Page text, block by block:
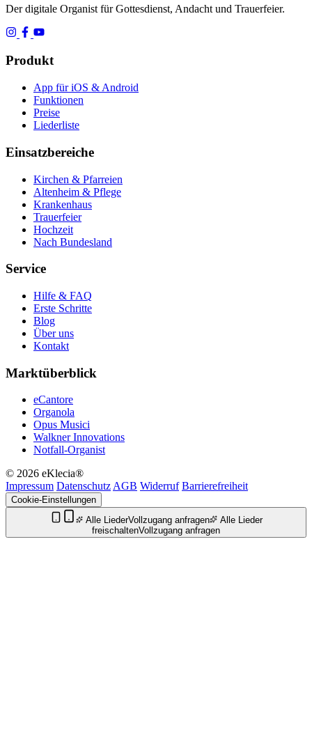
Der digitale Organist für Gottesdienst, Andacht und Trauerfeier.
Produkt
App für iOS & Android
Funktionen
Preise
Liederliste
Einsatzbereiche
Kirchen & Pfarreien
Altenheim & Pflege
Krankenhaus
Trauerfeier
Hochzeit
Nach Bundesland
Service
Hilfe & FAQ
Erste Schritte
Blog
Über uns
Kontakt
Marktüberblick
eCantore
Organola
Opus Musici
Walkner Innovations
Notfall-Organist
© 2026 eKlecia®
Impressum Datenschutz AGB Widerruf Barrierefreiheit
Cookie-Einstellungen
Alle LiederVollzugang anfragen
Alle Lieder
freischaltenVollzugang anfragen